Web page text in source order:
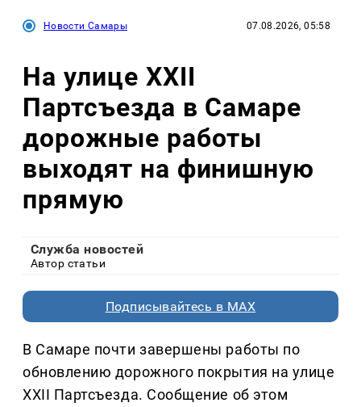
Новости Самары 07.08.2026, 05:58
На улице XXII
Партсъезда в Самаре
дорожные работы
выходят на финишную
прямую
Служба новостей
Автор статьи
Подписывайтесь в MAX
В Самаре почти завершены работы по
обновлению дорожного покрытия на улице
XXII Партсъезда. Сообщение об этом